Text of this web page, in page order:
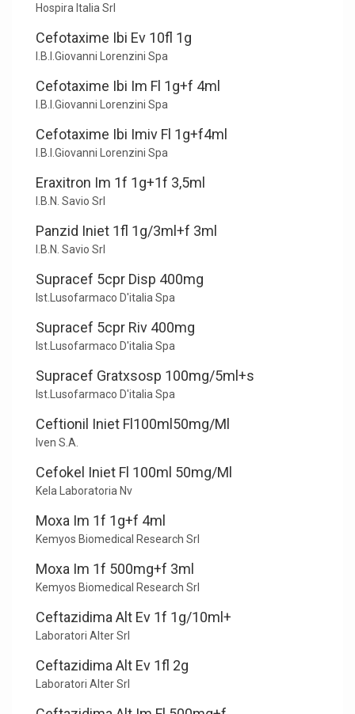
Hospira Italia Srl
Cefotaxime Ibi Ev 10fl 1g
I.B.I.Giovanni Lorenzini Spa
Cefotaxime Ibi Im Fl 1g+f 4ml
I.B.I.Giovanni Lorenzini Spa
Cefotaxime Ibi Imiv Fl 1g+f4ml
I.B.I.Giovanni Lorenzini Spa
Eraxitron Im 1f 1g+1f 3,5ml
I.B.N. Savio Srl
Panzid Iniet 1fl 1g/3ml+f 3ml
I.B.N. Savio Srl
Supracef 5cpr Disp 400mg
Ist.Lusofarmaco D'italia Spa
Supracef 5cpr Riv 400mg
Ist.Lusofarmaco D'italia Spa
Supracef Gratxsosp 100mg/5ml+s
Ist.Lusofarmaco D'italia Spa
Ceftionil Iniet Fl100ml50mg/Ml
Iven S.A.
Cefokel Iniet Fl 100ml 50mg/Ml
Kela Laboratoria Nv
Moxa Im 1f 1g+f 4ml
Kemyos Biomedical Research Srl
Moxa Im 1f 500mg+f 3ml
Kemyos Biomedical Research Srl
Ceftazidima Alt Ev 1f 1g/10ml+
Laboratori Alter Srl
Ceftazidima Alt Ev 1fl 2g
Laboratori Alter Srl